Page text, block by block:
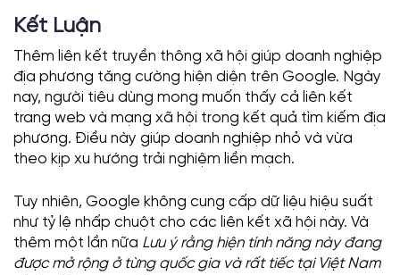
Kết Luận
Thêm liên kết truyền thông xã hội giúp doanh nghiệp
địa phương tăng cường hiện diện trên Google. Ngày
nay, người tiêu dùng mong muốn thấy cả liên kết
trang web và mạng xã hội trong kết quả tìm kiếm địa
phương. Điều này giúp doanh nghiệp nhỏ và vừa
theo kịp xu hướng trải nghiệm liền mạch.
Tuy nhiên, Google không cung cấp dữ liệu hiệu suất
như tỷ lệ nhấp chuột cho các liên kết xã hội này. Và
thêm một lần nữa Lưu ý rằng hiện tính năng này đang
được mở rộng ở từng quốc gia và rất tiếc tại Việt Nam